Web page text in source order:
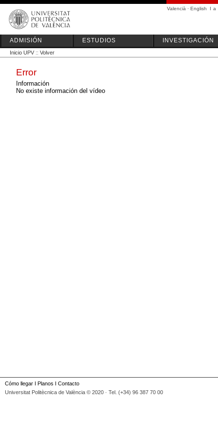
Valencià · English I a
ADMISIÓN ESTUDIOS INVESTIGACIÓN
Inicio UPV :: Volver
Error
Información
No existe información del vídeo
Cómo llegar I Planos I Contacto
Universitat Politècnica de València © 2020 · Tel. (+34) 96 387 70 00